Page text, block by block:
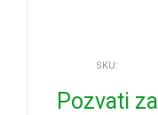
SKU:
Pozvati za